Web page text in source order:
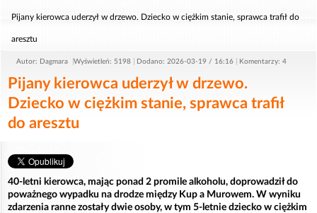
Pijany kierowca uderzył w drzewo. Dziecko w ciężkim stanie, sprawca trafił do
aresztu
Autor: Dagmara Wyświetleń: 5198 Dodano: 2026-03-19 / 16:16 Komentarzy: 4
Pijany kierowca uderzył w drzewo.
Dziecko w ciężkim stanie, sprawca trafił
do aresztu
40-letni kierowca, mając ponad 2 promile alkoholu, doprowadził do
poważnego wypadku na drodze między Kup a Murowem. W wyniku
zdarzenia ranne zostały dwie osoby, w tym 5-letnie dziecko w ciężkim